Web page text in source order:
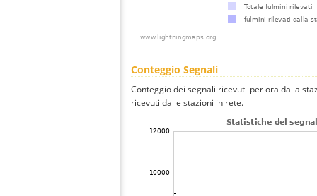
Conteggio Segnali
Conteggio dei segnali ricevuti per ora dalla
ricevuti dalle stazioni in rete.